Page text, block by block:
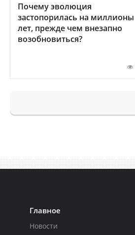
Почему эволюция
застопорилась на миллионы
лет, прежде чем внезапно
возобновиться?
Главное
Новости